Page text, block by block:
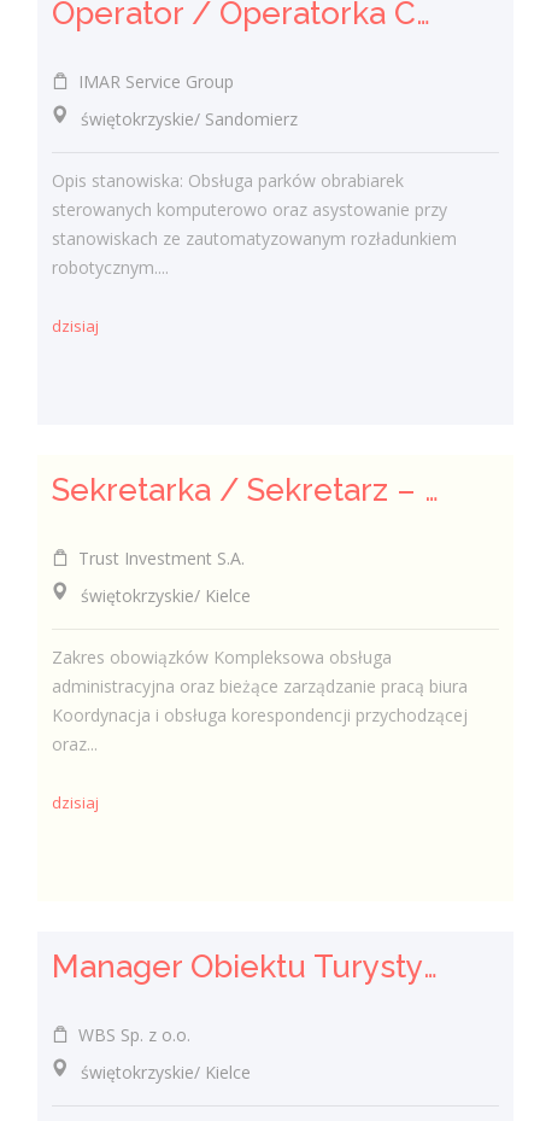
Operator / Operatorka CNC (K/M)
IMAR Service Group
świętokrzyskie/ Sandomierz
Opis stanowiska: Obsługa parków obrabiarek
sterowanych komputerowo oraz asystowanie przy
stanowiskach ze zautomatyzowanym rozładunkiem
robotycznym....
dzisiaj
Sekretarka / Sekretarz – Obsługa biura
Trust Investment S.A.
świętokrzyskie/ Kielce
Zakres obowiązków Kompleksowa obsługa
administracyjna oraz bieżące zarządzanie pracą biura
Koordynacja i obsługa korespondencji przychodzącej
oraz...
dzisiaj
Manager Obiektu Turystycznego (k/m/n)
WBS Sp. z o.o.
świętokrzyskie/ Kielce